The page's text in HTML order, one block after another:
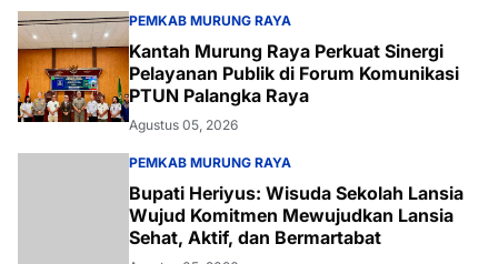
PEMKAB MURUNG RAYA
Kantah Murung Raya Perkuat Sinergi
Pelayanan Publik di Forum Komunikasi
PTUN Palangka Raya
Agustus 05, 2026
PEMKAB MURUNG RAYA
Bupati Heriyus: Wisuda Sekolah Lansia
Wujud Komitmen Mewujudkan Lansia
Sehat, Aktif, dan Bermartabat